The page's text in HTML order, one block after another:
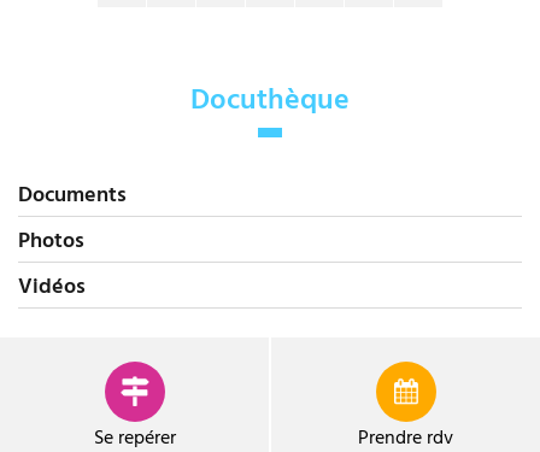
Docuthèque
Documents
Photos
Vidéos
Se repérer Prendre rdv